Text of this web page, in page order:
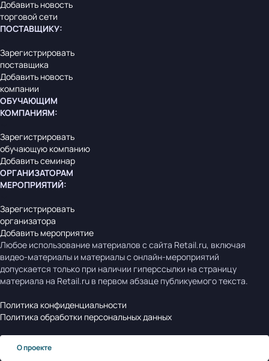
Добавить новость
торговой сети
ПОСТАВЩИКУ:
Зарегистрировать
поставщика
Добавить новость
компании
ОБУЧАЮЩИМ
КОМПАНИЯМ:
Зарегистрировать
обучающую компанию
Добавить семинар
ОРГАНИЗАТОРАМ
МЕРОПРИЯТИЙ:
Зарегистрировать
организатора
Добавить мероприятие
Любое использование материалов с сайта Retail.ru, включая
видео-материалы и материалы с онлайн-мероприятий
допускается только при наличии гиперссылки на страницу
материала на Retail.ru в первом абзаце публикуемого текста.
Политика конфиденциальности
Политика обработки персональных данных
О проекте